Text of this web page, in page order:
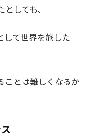
しても、
して世界を旅した
ことは難しくなるか